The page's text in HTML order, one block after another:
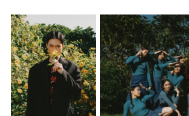
Thị trường
Tư vấn
Chuyên mục khác
Emagazine